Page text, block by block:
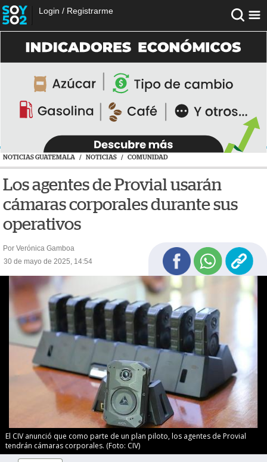
Login / Registrarme
NOTICIAS GUATEMALA / NOTICIAS / COMUNIDAD
Los agentes de Provial usarán
cámaras corporales durante sus
operativos
Por Verónica Gamboa
30 de mayo de 2025, 14:54
El CIV anunció que como parte de un plan piloto, los agentes de Provial
tendrán cámaras corporales. (Foto: CIV)